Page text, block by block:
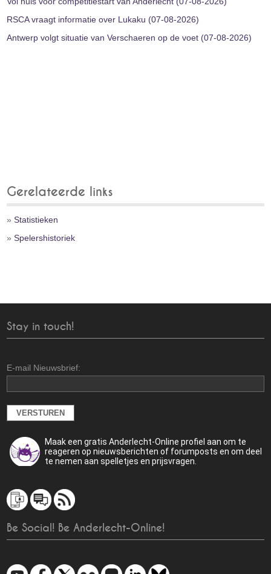
RSCA vraagt informatie over Lukaku (07-08-2026)
Antwerp volgt situatie van Verschaeren op de voet (07-08-2026)
Gerelateerde links
»Statistieken
»Spelershistoriek
Stay in touch!
E-mail Nieuwsbrief:
Maak een gratis Anderlecht-Online profiel aan om te
reageren op nieuwsberichten of forumposts en om deel
te nemen aan spelletjes en prijsvragen.
Be Social! Be Anderlecht-Online!